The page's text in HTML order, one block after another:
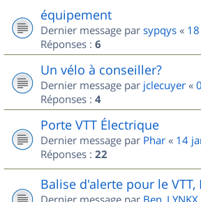
équipement
Dernier message par sypqys «
Réponses : 6
Un vélo à conseiller?
Dernier message par jclecuyer «
Réponses : 4
Porte VTT Électrique
Dernier message par Phar « 14
Réponses : 22
Balise d'alerte pour le VTT,